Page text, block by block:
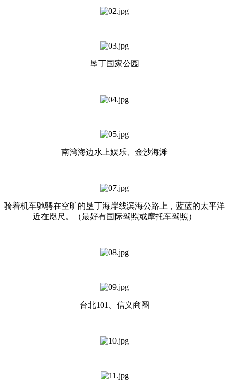
垦丁国家公园
南湾海边水上娱乐、金沙海滩
骑着机车驰骋在空旷的垦丁海岸线滨海公路上，蓝蓝的太平洋
近在咫尺。（最好有国际驾照或摩托车驾照）
台北101、信义商圈